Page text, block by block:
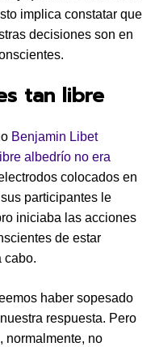
implica constatar que
decisiones son en
tan libre
Benjamin Libet
albedrío no era
colocados en
participantes le
iniciaba las acciones
de estar
cabo.
haber sopesado
respuesta. Pero
normalmente, no